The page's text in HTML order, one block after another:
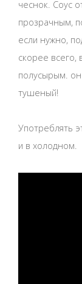
чеснок. Соус
прозрачным,
если нужно,
скорее всего,
полусырым. он
тушеный!
Употреблять
и в холодном.